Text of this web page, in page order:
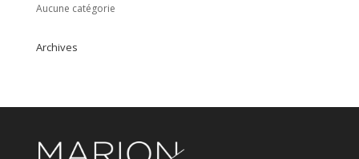
Aucune catégorie
Archives